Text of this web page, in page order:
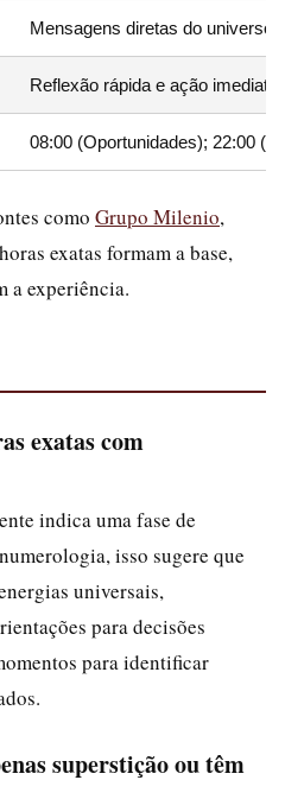
Mensagens diretas do universo
Reflexão rápida e ação imediata
08:00 (Oportunidades); 22:00
como Grupo Milenio,
exatas formam a base,
a experiência.
exatas com
indica uma fase de
isso sugere que
universais,
para decisões
para identificar
superstição ou têm